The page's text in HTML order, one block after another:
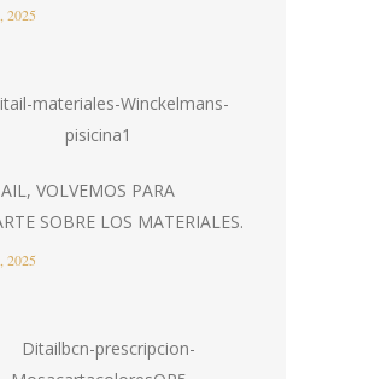
2025
VOLVEMOS PARA
SOBRE LOS MATERIALES.
2025